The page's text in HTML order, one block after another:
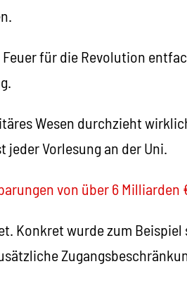
für die Revolution
Wesen durchzieht
Vorlesung an der Uni.
von über 6 Milliarden
Konkret wurde zum